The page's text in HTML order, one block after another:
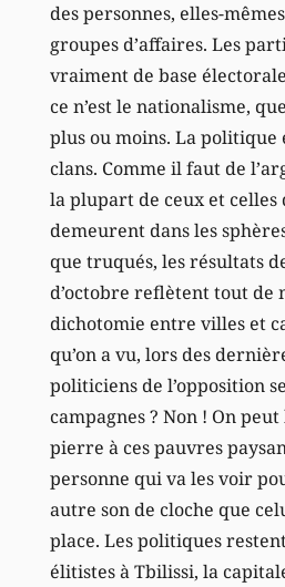
des personnes, elles-
groupes d’affaires. Les
vraiment de base
ce n’est le nationalisme,
plus ou moins. La politique
clans. Comme il faut de
la plupart de ceux et celles
demeurent dans les
que truqués, les résultats
d’octobre reflètent tout de
dichotomie entre villes et
qu’on a vu, lors des
politiciens de l’opposition
campagnes ? Non ! On
pierre à ces pauvres
personne qui va les voir
autre son de cloche que
place. Les politiques
élitistes à Tbilissi, la